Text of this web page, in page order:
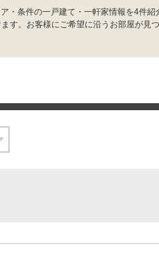
・条件の一戸建て・一軒家情報を4件
す。お客様にご希望に沿うお部屋が見